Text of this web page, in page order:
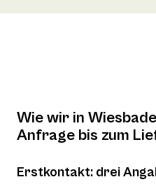
Wie wir in
Anfrage bis zum
Erstkontakt: drei